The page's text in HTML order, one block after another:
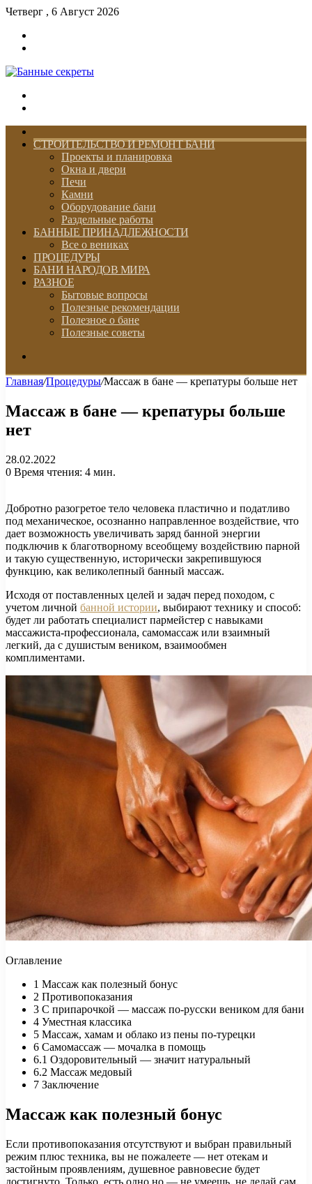
Четверг , 6 Август 2026
СТРОИТЕЛЬСТВО И РЕМОНТ БАНИ
Проекты и планировка
Окна и двери
Печи
Камни
Оборудование бани
Раздельные работы
БАННЫЕ ПРИНАДЛЕЖНОСТИ
Все о вениках
ПРОЦЕДУРЫ
БАНИ НАРОДОВ МИРА
РАЗНОЕ
Бытовые вопросы
Полезные рекомендации
Полезное о бане
Полезные советы
Главная/Процедуры/Массаж в бане — крепатуры больше нет
Массаж в бане — крепатуры больше
нет
28.02.2022
0 Время чтения: 4 мин.
Добротно разогретое тело человека пластично и податливо
под механическое, осознанно направленное воздействие, что
дает возможность увеличивать заряд банной энергии
подключив к благотворному всеобщему воздействию парной
и такую существенную, исторически закрепившуюся
функцию, как великолепный банный массаж.
Исходя от поставленных целей и задач перед походом, с
учетом личной банной истории, выбирают технику и способ:
будет ли работать специалист пармейстер с навыками
массажиста-профессионала, самомассаж или взаимный
легкий, да с душистым веником, взаимообмен
комплиментами.
Оглавление
1 Массаж как полезный бонус
2 Противопоказания
3 С припарочкой — массаж по-русски веником для бани
4 Уместная классика
5 Массаж, хамам и облако из пены по-турецки
6 Самомассаж — мочалка в помощь
6.1 Оздоровительный — значит натуральный
6.2 Массаж медовый
7 Заключение
Массаж как полезный бонус
Если противопоказания отсутствуют и выбран правильный
режим плюс техника, вы не пожалеете — нет отекам и
застойным проявлениям, душевное равновесие будет
достигнуто. Только, есть одно но — не умеешь, не делай сам.